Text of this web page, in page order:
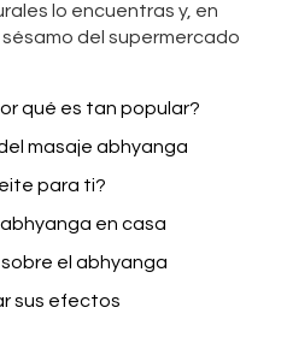
lo encuentras y, en
del supermercado
qué es tan popular?
masaje abhyanga
para ti?
en casa
el abhyanga
sus efectos